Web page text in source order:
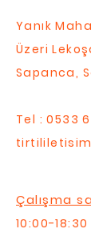
Yanık
Üzeri
Sapanca,
Tel :0533
Çalışma
10:00-